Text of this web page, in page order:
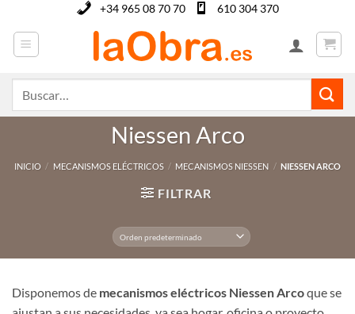
contenido
+34 965 08 70 70 610 304 370
Niessen Arco
INICIO / MECANISMOS ELÉCTRICOS / MECANISMOS NIESSEN / NIESSEN ARCO
FILTRAR
Disponemos de mecanismos eléctricos Niessen Arcoque se